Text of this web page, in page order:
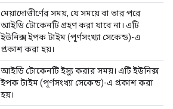
মেয়াদোত্তীর্ণের সময়, যে সময়ে বা তার পরে
আইডি টোকেনটি গ্রহণ করা যাবে না। এটি
ইউনিক্স ইপক টাইম (পূর্ণসংখ্যা সেকেন্ড)-এ
প্রকাশ করা হয়।
আইডি টোকেনটি ইস্যু করার সময়। এটি ইউনিক্স
ইপক টাইম (পূর্ণসংখ্যা সেকেন্ড)-এ প্রকাশ করা
হয়।